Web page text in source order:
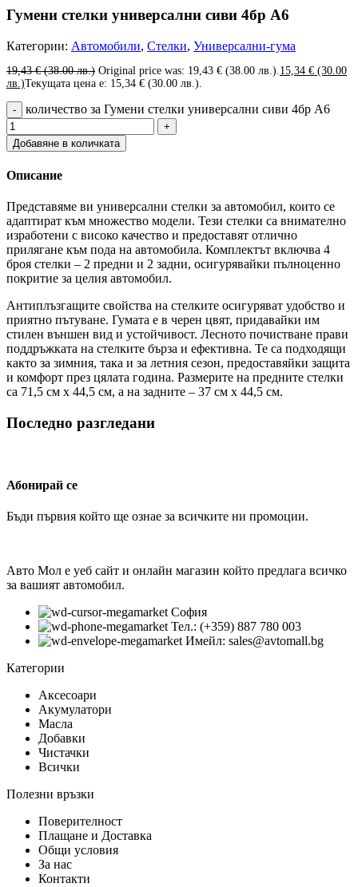
Гумени стелки универсални сиви 4бр А6
Категории: Автомобили, Стелки, Универсални-гума
19,43€ (38.00 лв.) Original price was: 19,43 € (38.00 лв.). 15,34 € (30.00
лв.)Текущата цена е: 15,34 € (30.00 лв.).
количество за Гумени стелки универсални сиви 4бр А6
Добавяне в количката
Описание
Представяме ви универсални стелки за автомобил, които се
адаптират към множество модели. Тези стелки са внимателно
изработени с високо качество и предоставят отлично
прилягане към пода на автомобила. Комплектът включва 4
броя стелки – 2 предни и 2 задни, осигурявайки пълноценно
покритие за целия автомобил.
Антиплъзгащите свойства на стелките осигуряват удобство и
приятно пътуване. Гумата е в черен цвят, придавайки им
стилен външен вид и устойчивост. Лесното почистване прави
поддръжката на стелките бърза и ефективна. Те са подходящи
както за зимния, така и за летния сезон, предоставяйки защита
и комфорт през цялата година. Размерите на предните стелки
са 71,5 см х 44,5 см, а на задните – 37 см х 44,5 см.
Последно разгледани
Абонирай се
Бъди първия който ще ознае за всичките ни промоции.
Авто Мол е уеб сайт и онлайн магазин който предлага всичко
за вашият автомобил.
София
Тел.: (+359) 887 780 003
Имейл: sales@avtomall.bg
Категории
Аксесоари
Акумулатори
Масла
Добавки
Чистачки
Всички
Полезни връзки
Поверителност
Плащане и Доставка
Общи условия
За нас
Контакти